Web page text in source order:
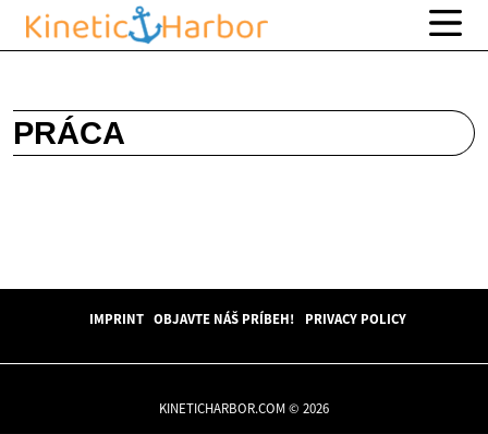
PRÁCA
IMPRINT OBJAVTE NÁŠ PRÍBEH! PRIVACY POLICY
KINETICHARBOR.COM © 2026